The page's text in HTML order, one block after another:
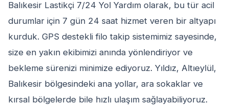
Balıkesir Lastikçi 7/24 Yol Yardım olarak, bu tür acil
durumlar için 7 gün 24 saat hizmet veren bir altyapı
kurduk. GPS destekli filo takip sistemimiz sayesinde,
size en yakın ekibimizi anında yönlendiriyor ve
bekleme sürenizi minimize ediyoruz. Yıldız, Altıeylül,
Balıkesir bölgesindeki ana yollar, ara sokaklar ve
kırsal bölgelerde bile hızlı ulaşım sağlayabiliyoruz.